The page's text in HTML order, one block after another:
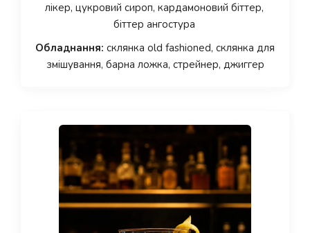
лікер, цукровий сироп, кардамоновий біттер,
біттер ангостура
Обладнання: склянка old fashioned, склянка для
змішування, барна ложка, стрейнер, джиггер